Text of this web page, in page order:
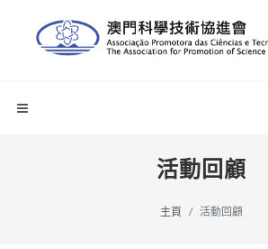
活動回顧
主頁 活動回顧